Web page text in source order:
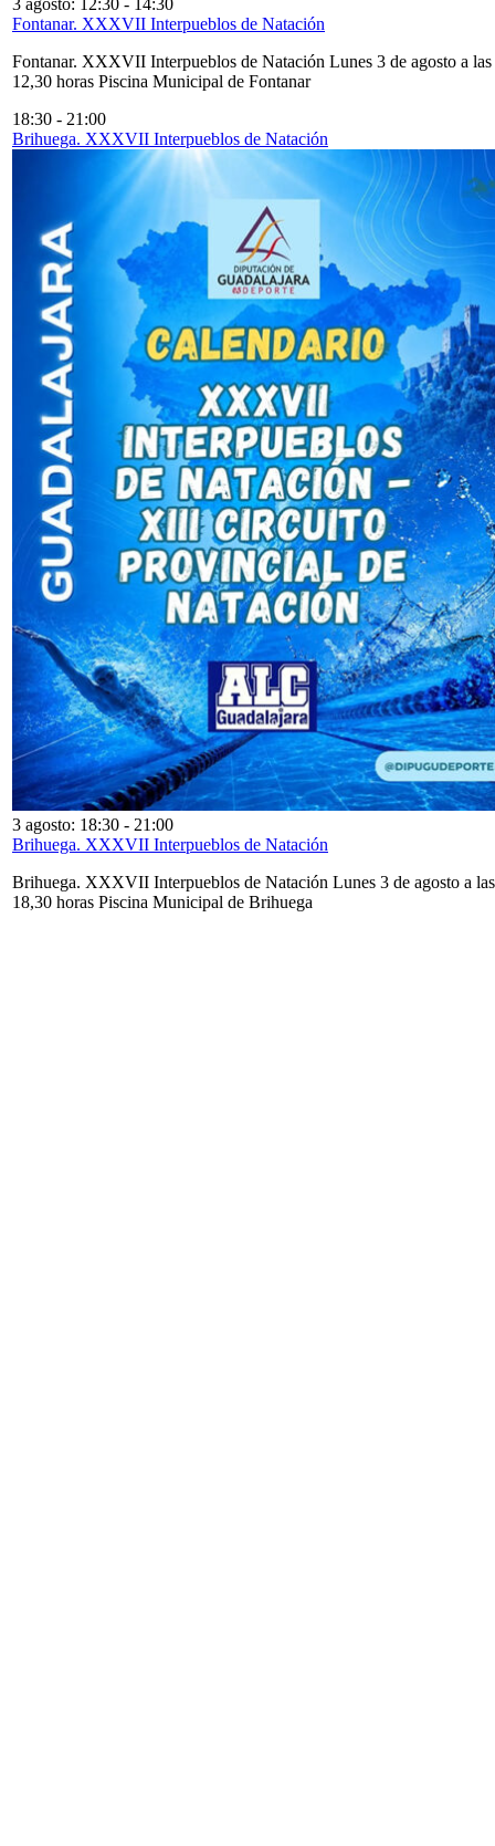
3 agosto: 12:30 -
14:30
Fontanar. XXXVII Interpueblos de Natación
Fontanar. XXXVII Interpueblos de Natación Lunes 3 de agosto a las
12,30 horas Piscina Municipal de Fontanar
18:30 - 21:00
Brihuega. XXXVII Interpueblos de Natación
3 agosto: 18:30 - 21:00
Brihuega. XXXVII Interpueblos de Natación
Brihuega. XXXVII Interpueblos de Natación Lunes 3 de agosto a las
18,30 horas Piscina Municipal de Brihuega